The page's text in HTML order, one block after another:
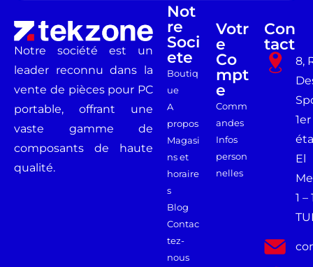
Notre société est un
leader reconnu dans la
vente de pièces pour PC
portable, offrant une
vaste gamme de
composants de haute
qualité.
Not
Re
Soci
Ete
Boutiq
ue
A
propos
Magasi
ns et
horaire
s
Blog
Contac
tez-
nous
Votr
E
Co
Mpt
E
Comm
andes
Infos
person
nelles
Con
Tact
8,
1er
El
1 –